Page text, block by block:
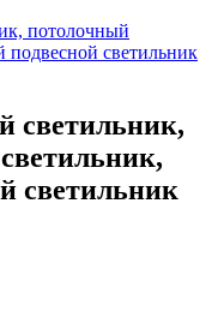
светильник,
светильник